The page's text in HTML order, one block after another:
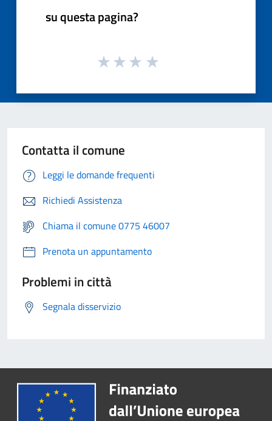
su questa pagina?
Contatta il comune
Leggi le domande frequenti
Richiedi Assistenza
Chiama il comune 0775 46007
Prenota un appuntamento
Problemi in città
Segnala disservizio